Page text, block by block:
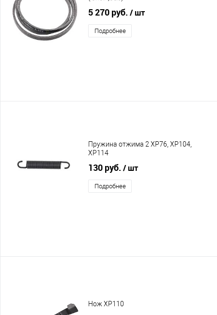
5 270 руб. / шт
Подробнее
Пружина отжима 2 XP76, XP104,
XP114
130 руб. / шт
Подробнее
Нож XP110